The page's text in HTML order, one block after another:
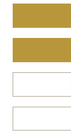
26
[Fri]